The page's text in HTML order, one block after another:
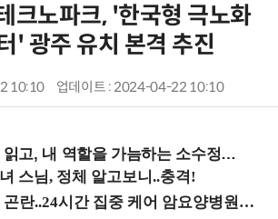
크노파크, '한국형 극노화
' 광주 유치 본격 추진
10:10 업데이트 : 2024-04-22 10:10
을 가늠하는 소수정예 실습 워크숍 (8/28 신논현역)